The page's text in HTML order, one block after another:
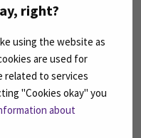
right?
using the website as
are used for
related to services
"Cookies okay" you
about
perusteella
esimerkiksi
edustajalle.
tai